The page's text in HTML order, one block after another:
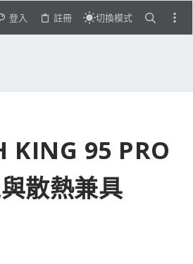
登入 註冊 切換模式
KING 95 PRO
散熱兼具